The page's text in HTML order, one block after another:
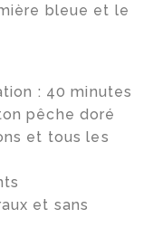
bleue et le
: 40 minutes
pêche doré
et tous les
et sans